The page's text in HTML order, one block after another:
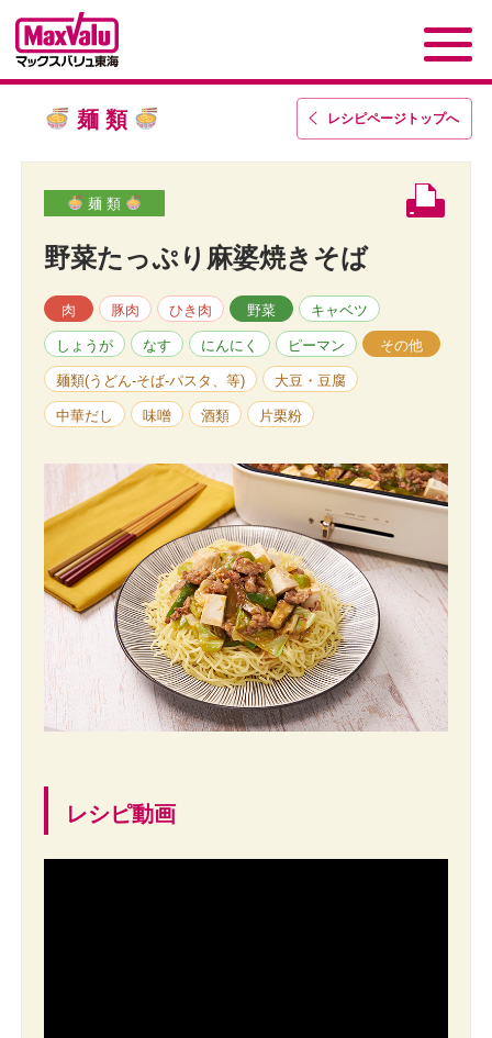
レシピページトップへ
麺 類
麺 類
野菜たっぷり麻婆焼きそば
肉 豚肉 ひき肉 野菜 キャベツ
しょうが なす にんにく ピーマン その他
麺類(うどん-そば-パスタ、等) 大豆・豆腐
中華だし 味噌 酒類 片栗粉
レシピ動画